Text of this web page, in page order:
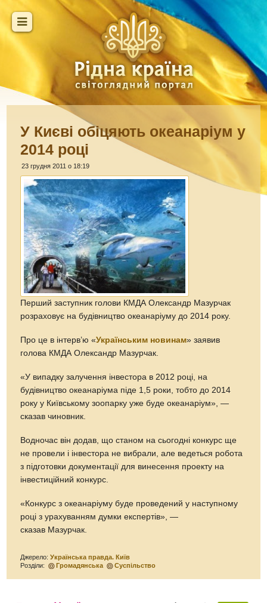
У Києві обіцяють океанаріум у
2014 році
23 грудня 2011 о 18:19
Перший заступник голови КМДА Олександр Мазурчак
розраховує на будівництво океанаріуму до 2014 року.
Про це в інтерв’ю «Українським новинам» заявив
голова КМДА Олександр Мазурчак.
«У випадку залучення інвестора в 2012 році, на
будівництво океанаріума піде 1,5 роки, тобто до 2014
року у Київському зоопарку уже буде океанаріум», —
сказав чиновник.
Водночас він додав, що станом на сьогодні конкурс ще
не провели і інвестора не вибрали, але ведеться робота
з підготовки документації для винесення проекту на
інвестиційний конкурс.
«Конкурс з океанаріуму буде проведений у наступному
році з урахуванням думки експертів», —
сказав Мазурчак.
Джерело:Українська правда. Київ
Розділи:
Громадянська Суспільство